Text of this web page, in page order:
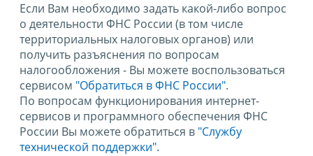
Если Вам необходимо задать какой-либо вопрос
о деятельности ФНС России (в том числе
территориальных налоговых органов) или
получить разъяснения по вопросам
налогообложения - Вы можете воспользоваться
сервисом "Обратиться в ФНС России".
По вопросам функционирования интернет-
сервисов и программного обеспечения ФНС
России Вы можете обратиться в "Службу
технической поддержки".